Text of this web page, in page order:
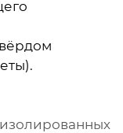
изолированных